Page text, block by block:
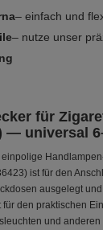
– einfach und
– nutze unser
für
— universal
ist für den
ausgelegt
den praktischen
und